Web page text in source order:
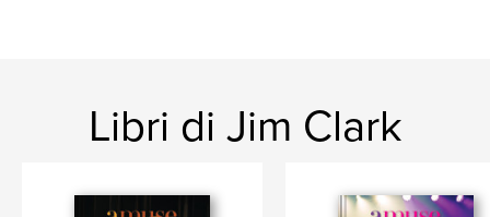
Libri di Jim Clark